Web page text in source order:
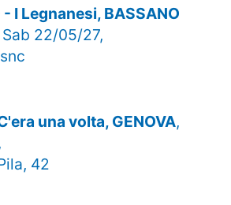
- I Legnanesi, BASSANO
22/05/27,
una volta, GENOVA,
42